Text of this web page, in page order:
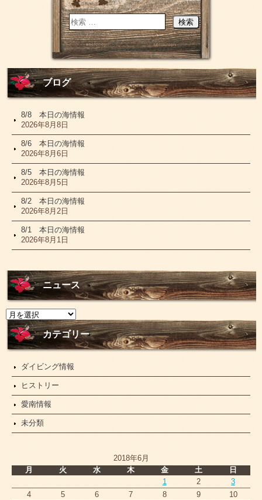
ブログ
8/8 本日の海情報
2026年8月8日
8/6 本日の海情報
2026年8月6日
8/5 本日の海情報
2026年8月5日
8/2 本日の海情報
2026年8月2日
8/1 本日の海情報
2026年8月1日
ニュース
ニ
ュ
ー
カテゴリー
ダイビング情報
ヒストリー
愛南情報
未分類
2018年6月
月
火 水 木 金 土
日
1
2
3
4
5 6 7 8 9
10